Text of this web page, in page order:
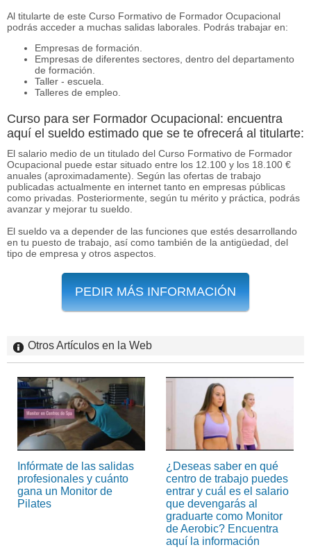
Al titularte de este Curso Formativo de Formador Ocupacional
podrás acceder a muchas salidas laborales. Podrás trabajar en:
Empresas de formación.
Empresas de diferentes sectores, dentro del departamento
de formación.
Taller - escuela.
Talleres de empleo.
Curso para ser Formador Ocupacional: encuentra
aquí el sueldo estimado que se te ofrecerá al titularte:
El salario medio de un titulado del Curso Formativo de Formador
Ocupacional puede estar situado entre los 12.100 y los 18.100 €
anuales (aproximadamente). Según las ofertas de trabajo
publicadas actualmente en internet tanto en empresas públicas
como privadas. Posteriormente, según tu mérito y práctica, podrás
avanzar y mejorar tu sueldo.
El sueldo va a depender de las funciones que estés desarrollando
en tu puesto de trabajo, así como también de la antigüedad, del
tipo de empresa y otros aspectos.
PEDIR MÁS INFORMACIÓN
Otros Artículos en la Web
Infórmate de las salidas
profesionales y cuánto
gana un Monitor de
Pilates
¿Deseas saber en qué
centro de trabajo puedes
entrar y cuál es el salario
que devengarás al
graduarte como Monitor
de Aerobic? Encuentra
aquí la información